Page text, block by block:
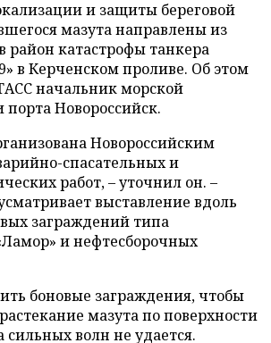
и защиты береговой
мазута направлены из
район катастрофы танкера
в Керченском проливе. Об этом
начальник морской
Новороссийск.
Новороссийским
спасательных и
работ, – уточнил он. –
выставление вдоль
заграждений типа
и нефтесборочных
боновые заграждения, чтобы
мазута по поверхности
сильных волн не удается.